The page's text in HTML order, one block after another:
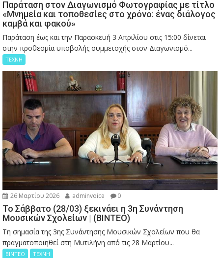
Παράταση στον Διαγωνισμό Φωτογραφίας με τίτλο
«Μνημεία και τοποθεσίες στο χρόνο: ένας διάλογος
καμβά και φακού»
Παράταση έως και την Παρασκευή 3 Απριλίου στις 15:00 δίνεται
στην προθεσμία υποβολής συμμετοχής στον Διαγωνισμό...
ΤΕΧΝΗ
26 Μαρτίου 2026 adminvoice 0
Το Σάββατο (28/03) ξεκινάει η 3η Συνάντηση
Μουσικών Σχολείων | (ΒΙΝΤΕΟ)
Τη σημασία της 3ης Συνάντησης Μουσικών Σχολείων που θα
πραγματοποιηθεί στη Μυτιλήνη από τις 28 Μαρτίου...
ΒΙΝΤΕΟ ΤΕΧΝΗ